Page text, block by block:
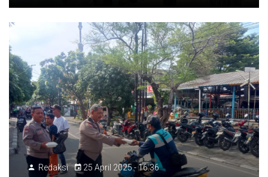
Redaksi 25 April 2025 - 16:36